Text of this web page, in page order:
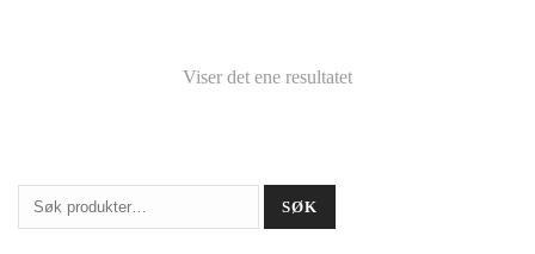
Viser det ene resultatet
Søk
etter:
SØK